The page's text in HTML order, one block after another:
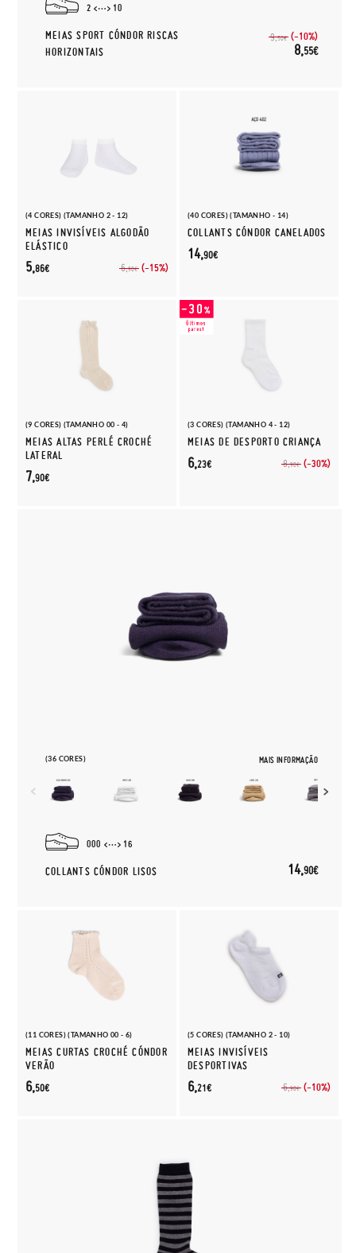
2 10
MEIAS SPORT CÓNDOR RISCAS
HORIZONTAIS
9,50€ (-10%)
8,55€
(4 CORES) (TAMANHO 2 - 12)
MEIAS INVISÍVEIS ALGODÃO
ELÁSTICO
6,90€ (-15%)
5,86€
(40 CORES) (TAMANHO - 14)
COLLANTS CÓNDOR CANELADOS
14,90€
(9 CORES) (TAMANHO 00 - 4)
MEIAS ALTAS PERLÉ CROCHÉ
LATERAL
7,90€
(3 CORES) (TAMANHO 4 - 12)
MEIAS DE DESPORTO CRIANÇA
8,90€ (-30%)
6,23€
(36 CORES) MAIS INFORMAÇÃO
000 16
COLLANTS CÓNDOR LISOS 14,90€
(11 CORES) (TAMANHO 00 - 6)
MEIAS CURTAS CROCHÉ CÓNDOR
VERÃO
6,50€
(5 CORES) (TAMANHO 2 - 10)
MEIAS INVISÍVEIS
DESPORTIVAS
6,90€ (-10%)
6,21€